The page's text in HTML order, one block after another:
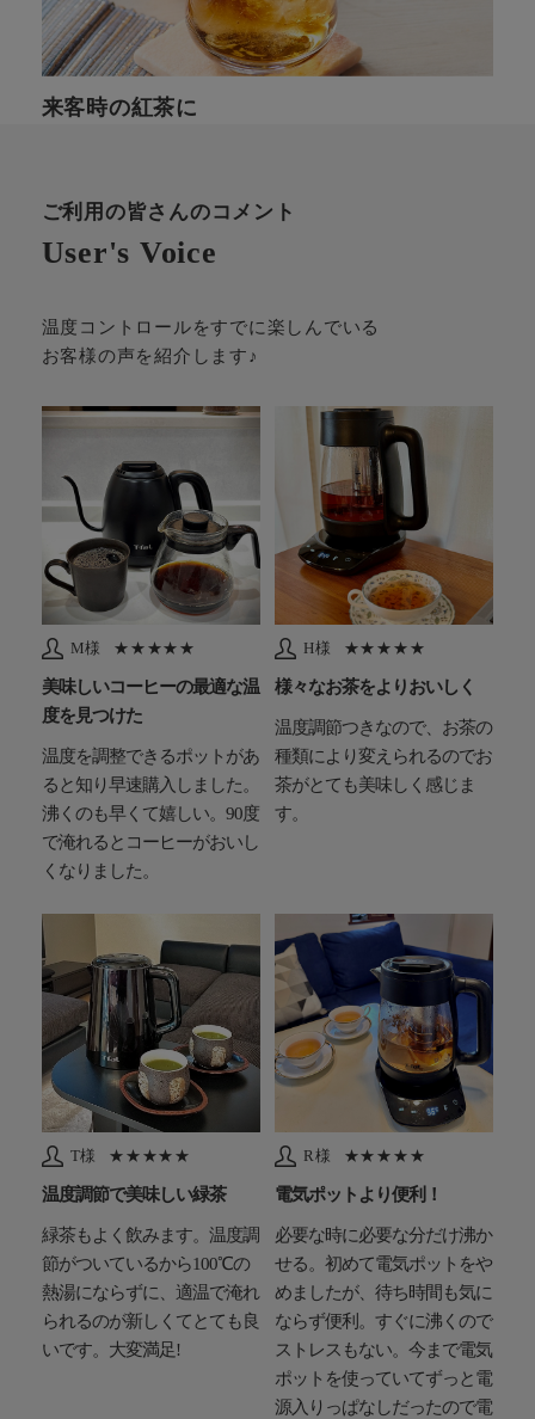
来客時の紅茶に
ご利用の皆さんのコメント
User's Voice
温度コントロールをすでに楽しんでいる
お客様の声を紹介します♪
M様 ★★★★★
美味しいコーヒーの最適な温
度を見つけた
温度を調整できるポットがあ
ると知り早速購入しました。
沸くのも早くて嬉しい。90度
で淹れるとコーヒーがおいし
くなりました。
H様 ★★★★★
様々なお茶をよりおいしく
温度調節つきなので、お茶の
種類により変えられるのでお
茶がとても美味しく感じま
す。
T様 ★★★★★
温度調節で美味しい緑茶
緑茶もよく飲みます。温度調
節がついているから100℃の
熱湯にならずに、適温で淹れ
られるのが新しくてとても良
いです。大変満足!
R様 ★★★★★
電気ポットより便利！
必要な時に必要な分だけ沸か
せる。初めて電気ポットをや
めましたが、待ち時間も気に
ならず便利。すぐに沸くので
ストレスもない。​今まで電気
ポットを使っていてずっと電
源入りっぱなしだったので電